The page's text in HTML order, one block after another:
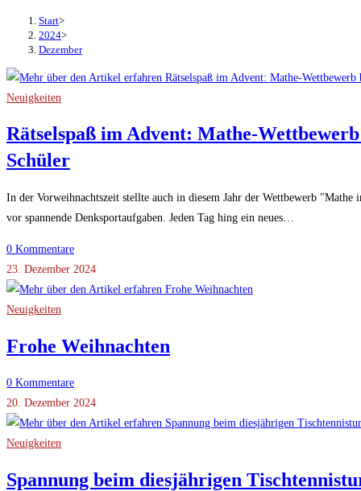
Start>
2024>
Dezember
Neuigkeiten
Rätselspaß im Advent: Mathe-
Schüler
In der Vorweihnachtszeit stellte auch in diesem Jahr der Wettbewerb
vor spannende Denksportaufgaben. Jeden Tag hing ein neues…
0 Kommentare
23. Dezember 2024
Neuigkeiten
Frohe Weihnachten
0 Kommentare
20. Dezember 2024
Neuigkeiten
Spannung beim diesjährigen